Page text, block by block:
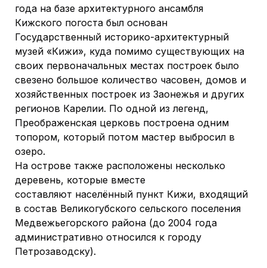
года на базе архитектурного ансамбля
Кижского погоста был основан
Государственный историко-архитектурный
музей «Кижи», куда помимо существующих на
своих первоначальных местах построек было
свезено большое количество часовен, домов и
хозяйственных построек из Заонежья и других
регионов Карелии. По одной из легенд,
Преображенская церковь построена одним
топором, который потом мастер выбросил в
озеро.
На острове также расположены несколько
деревень, которые вместе
составляют населённый пункт Кижи, входящий
в состав Великогубского сельского поселения
Медвежьегорского района (до 2004 года
административно относился к городу
Петрозаводску).